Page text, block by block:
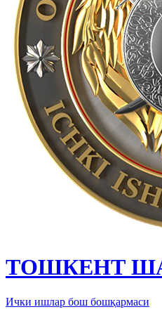
ТОШКЕНТ
Ички ишлар бош бошқармаси